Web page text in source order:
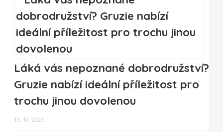
Láká vás nepoznané dobrodružství?
Gruzie nabízí ideální příležitost pro
trochu jinou dovolenou
13. 10. 2023